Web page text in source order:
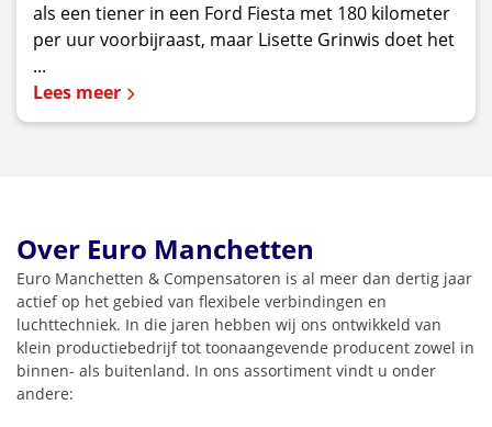
als een tiener in een Ford Fiesta met 180 kilometer
per uur voorbijraast, maar Lisette Grinwis doet het
...
Lees meer
Over Euro Manchetten
Euro Manchetten & Compensatoren is al meer dan dertig jaar
actief op het gebied van flexibele verbindingen en
luchttechniek. In die jaren hebben wij ons ontwikkeld van
klein productiebedrijf tot toonaangevende producent zowel in
binnen- als buitenland. In ons assortiment vindt u onder
andere: